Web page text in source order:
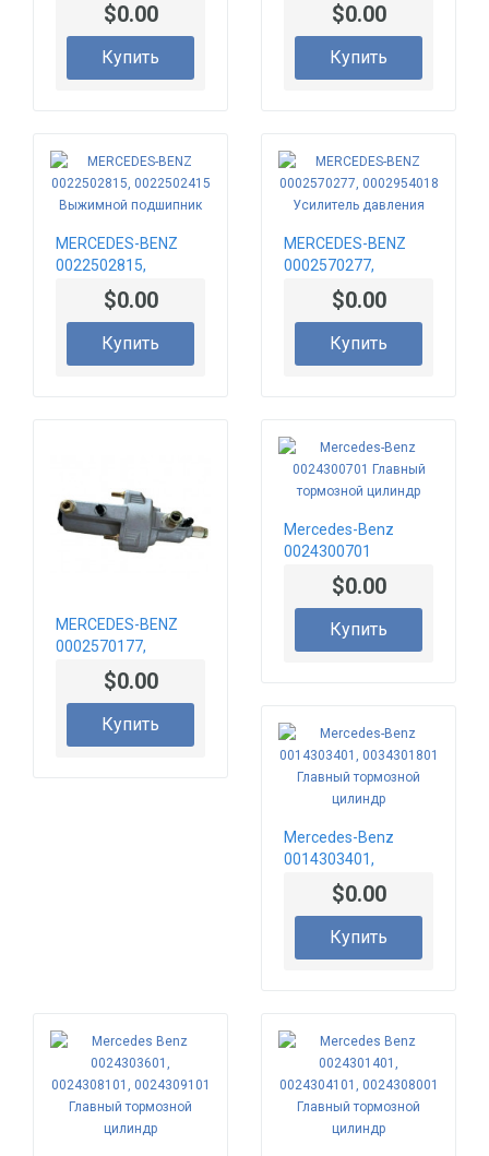
Выжимной$0.00
Купить
Выжимной$0.00
Купить
MERCEDES-BENZ
0022502815,
0022502415
Выжимной$0.00
Купить
MERCEDES-BENZ
0002570277,
0002954018
Усилитель$0.00
Купить
MERCEDES-BENZ
0002570177,
0002570377
Усилитель$0.00
Купить
Mercedes-Benz
0024300701
Главный тормозной
цилиндр$0.00
Купить
Mercedes-Benz
0014303401,
0034301801
Главный тормозной
$0.00
Купить